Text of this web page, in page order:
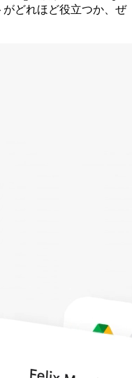
どれほど役立つか、ぜ